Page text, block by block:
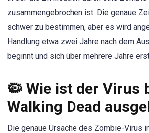
zusammengebrochen ist. Die genaue
schwer zu bestimmen, aber es wird
Handlung etwa zwei Jahre nach dem
beginnt und sich über mehrere Jahre
🦠 Wie ist der Virus
Walking Dead
Die genaue Ursache des Zombie-Virus